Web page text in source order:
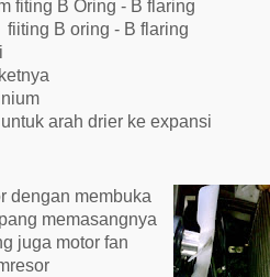
fiting B Oring - B flaring
fiiting B oring - B flaring
arah drier ke expansi
dengan membuka
memasangnya
juga motor fan